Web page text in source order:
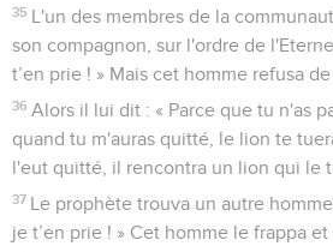
35 L'un des membres de la
son compagnon, sur l'ordre de
t’en prie ! » Mais cet homme refusa
36 Alors il lui dit : « Parce que tu n'as
quand tu m'auras quitté, le lion te
l'eut quitté, il rencontra un lion qui le
37 Le prophète trouva un autre
je t’en prie ! » Cet homme le frappa et